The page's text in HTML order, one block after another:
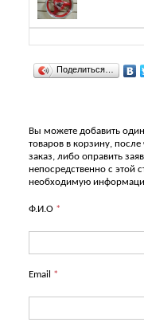
Поделиться…
Вы можете добавить
товаров в корзину,
заказ, либо оправить
непосредственно с этой
необходимую
Ф.И.О *
Email *